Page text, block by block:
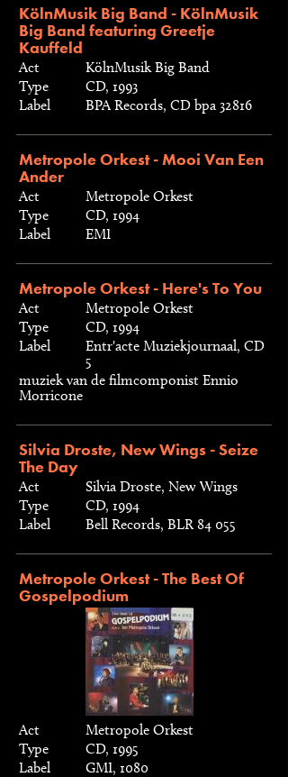
KölnMusik Big Band - KölnMusik
Big Band featuring Greetje
Kauffeld
Act
KölnMusik Big Band
Type
CD, 1993
Label
BPA Records, CD bpa 32816
Metropole Orkest - Mooi Van Een
Ander
Act
Metropole Orkest
Type
CD, 1994
Label
EMI
Metropole Orkest - Here's To You
Act
Metropole Orkest
Type
CD, 1994
Label
Entr'acte Muziekjournaal, CD
5
muziek van de filmcomponist Ennio
Morricone
Silvia Droste, New Wings - Seize
The Day
Act
Silvia Droste, New Wings
Type
CD, 1994
Label
Bell Records, BLR 84 055
Metropole Orkest - The Best Of
Gospelpodium
Act
Metropole Orkest
Type
CD, 1995
Label
GMI, 1080